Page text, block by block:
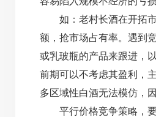
如：老村长酒在开拓市
额，抢市场占有率。遇到
或乳玻瓶的产品来跟进，
前期可以不考虑其盈利，
多区域性白酒无法模仿，
平行价格竞争策略，要